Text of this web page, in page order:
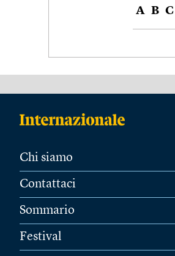
A B C
Chi siamo
Contattaci
Sommario
Festival